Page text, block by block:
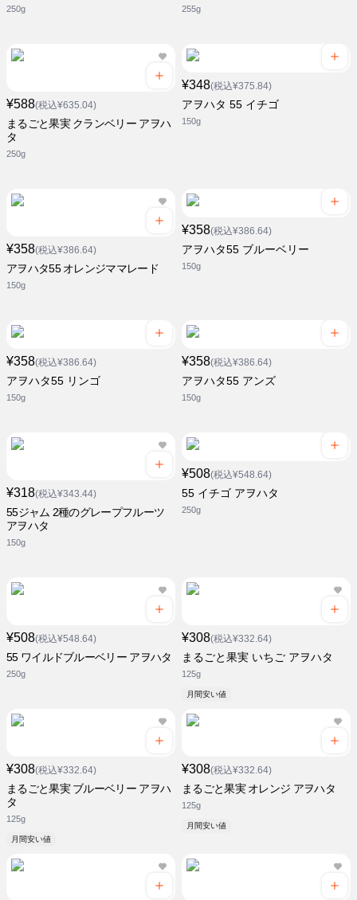
250g 255g
¥588(税込¥635.04)
まるごと果実 クランベリー アヲハ
タ
250g
¥348(税込¥375.84)
アヲハタ 55 イチゴ
150g
¥358(税込¥386.64)
アヲハタ55 オレンジママレード
150g
¥358(税込¥386.64)
アヲハタ55 ブルーベリー
150g
¥358(税込¥386.64)
アヲハタ55 リンゴ
150g
¥358(税込¥386.64)
アヲハタ55 アンズ
150g
¥318(税込¥343.44)
55ジャム 2種のグレープフルーツ
アヲハタ
150g
¥508(税込¥548.64)
55 イチゴ アヲハタ
250g
¥508(税込¥548.64)
55 ワイルドブルーベリー アヲハタ
250g
¥308(税込¥332.64)
まるごと果実 いちご アヲハタ
125g
月間安い値
¥308(税込¥332.64)
まるごと果実 ブルーベリー アヲハ
タ
125g
月間安い値
¥308(税込¥332.64)
まるごと果実 オレンジ アヲハタ
125g
月間安い値